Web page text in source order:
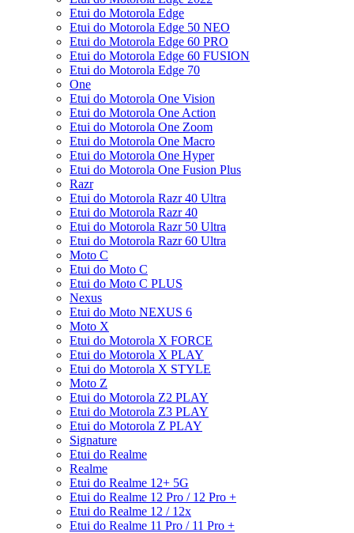
Etui do Motorola Edge
Etui do Motorola Edge 50 NEO
Etui do Motorola Edge 60 PRO
Etui do Motorola Edge 60 FUSION
Etui do Motorola Edge 70
One
Etui do Motorola One Vision
Etui do Motorola One Action
Etui do Motorola One Zoom
Etui do Motorola One Macro
Etui do Motorola One Hyper
Etui do Motorola One Fusion Plus
Razr
Etui do Motorola Razr 40 Ultra
Etui do Motorola Razr 40
Etui do Motorola Razr 50 Ultra
Etui do Motorola Razr 60 Ultra
Moto C
Etui do Moto C
Etui do Moto C PLUS
Nexus
Etui do Moto NEXUS 6
Moto X
Etui do Motorola X FORCE
Etui do Motorola X PLAY
Etui do Motorola X STYLE
Moto Z
Etui do Motorola Z2 PLAY
Etui do Motorola Z3 PLAY
Etui do Motorola Z PLAY
Signature
Etui do Realme
Realme
Etui do Realme 12+ 5G
Etui do Realme 12 Pro / 12 Pro +
Etui do Realme 12 / 12x
Etui do Realme 11 Pro / 11 Pro +